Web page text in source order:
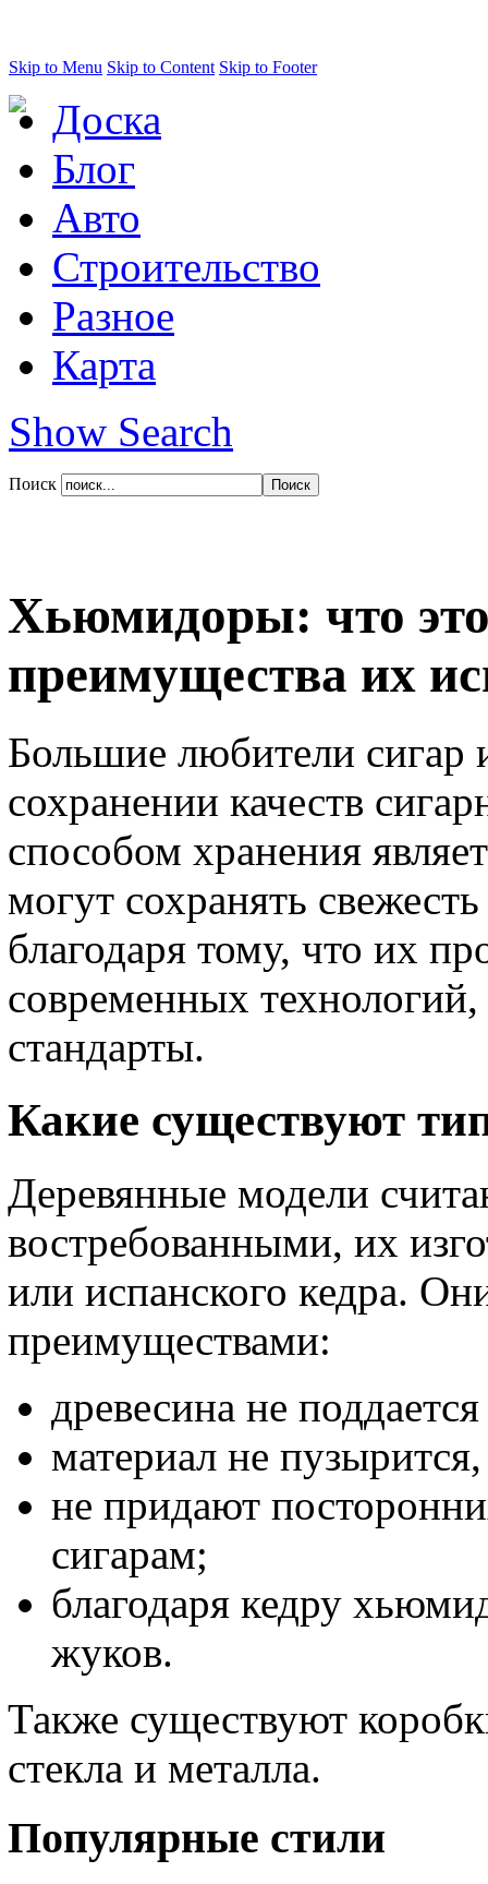
Skip to Menu Skip to Content Skip to Footer
Доска
Блог
Авто
Строительство
Разное
Карта
Show Search
Поиск
Хьюмидоры: что
преимущества их
Большие любители сигар
сохранении качеств
способом хранения
могут сохранять
благодаря тому, что их
современных
стандарты.
Какие существуют
Деревянные модели
востребованными, их
или испанского кедра.
преимуществами:
древесина не
материал не
не придают
сигарам;
благодаря кедру
жуков.
Также существуют
стекла и металла.
Популярные стили